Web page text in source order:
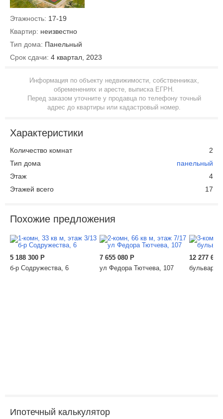
Этажность: 17-19
Квартир: неизвестно
Тип дома: Панельный
Срок сдачи: 4 квартал, 2023
Информация по объекту недвижимости, собственниках,
обременениях и аресте, выписка ЕГРН.
Перед заказом уточните у продавца по телефону точный
адрес до квартиры или кадастровый номер.
Характеристики
Количество комнат
2
Тип дома
панельный
Этаж
4
Этажей всего
17
Похожие предложения
5 188 300 Р
б-р Содружества, 6
7 655 080 Р
ул Федора Тютчева, 107
12 277 600
бульвар
Ипотечный калькулятор